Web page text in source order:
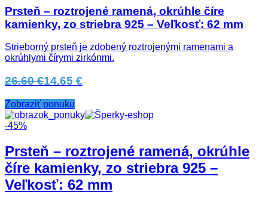
Prsteň – roztrojené ramená, okrúhle číre
kamienky, zo striebra 925 – Veľkosť: 62 mm
Strieborný prsteň je zdobený roztrojenými ramenami a
okrúhlymi čírymi zirkónmi.
26.60 €14.65 €
Zobraziť ponuku
-45%
Prsteň – roztrojené ramená, okrúhle
číre kamienky, zo striebra 925 –
Veľkosť: 62 mm